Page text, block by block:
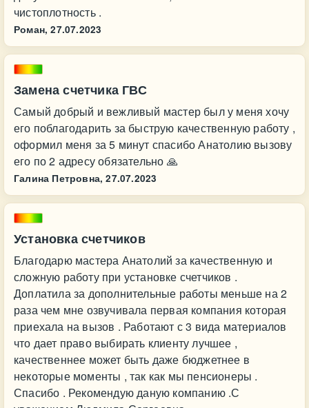
чистоплотность .
Роман, 27.07.2023
Замена счетчика ГВС
Самый добрый и вежливый мастер был у меня хочу
его поблагодарить за быструю качественную работу ,
оформил меня за 5 минут спасибо Анатолию вызову
его по 2 адресу обязательно 🙏
Галина Петровна, 27.07.2023
Установка счетчиков
Благодарю мастера Анатолий за качественную и
сложную работу при установке счетчиков .
Доплатила за дополнительные работы меньше на 2
раза чем мне озвучивала первая компания которая
приехала на вызов . Работают с 3 вида материалов
что дает право выбирать клиенту лучшее ,
качественнее может быть даже бюджетнее в
некоторые моменты , так как мы пенсионеры .
Спасибо . Рекомендую даную компанию .С